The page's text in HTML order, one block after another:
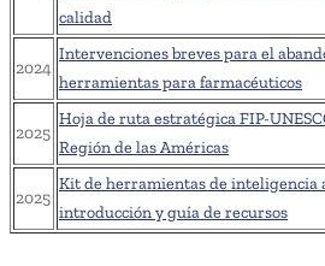
calidad
2024
Intervenciones breves para el
herramientas para farmacéuticos
2025
Hoja de ruta estratégica FIP-
Región de las Américas
2025
Kit de herramientas de inteligencia
introducción y guía de recursos